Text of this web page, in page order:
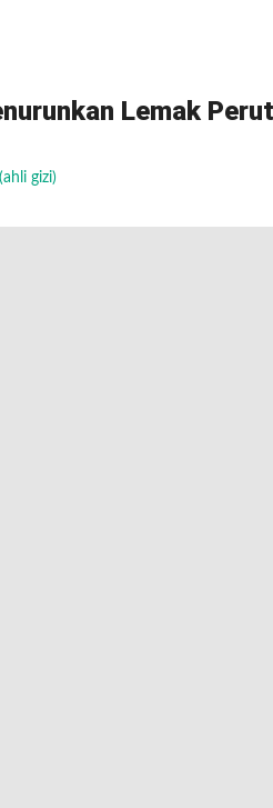
Lemak
gizi)